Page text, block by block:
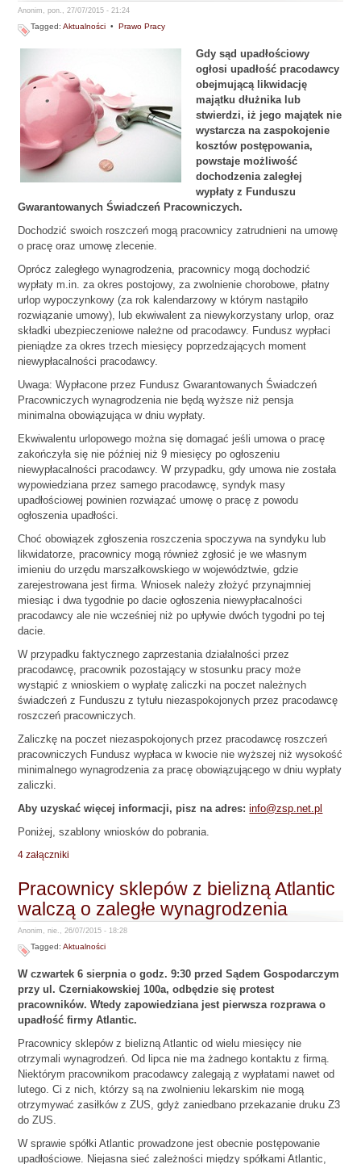
Anonim, pon., 27/07/2015 - 21:24
Tagged:Aktualności •Prawo Pracy
Gdy sąd upadłościowy
ogłosi upadłość pracodawcy
obejmującą likwidację
majątku dłużnika lub
stwierdzi, iż jego majątek nie
wystarcza na zaspokojenie
kosztów postępowania,
powstaje możliwość
dochodzenia zaległej
wypłaty z Funduszu
Gwarantowanych Świadczeń Pracowniczych.
Dochodzić swoich roszczeń mogą pracownicy zatrudnieni na umowę
o pracę oraz umowę zlecenie.
Oprócz zaległego wynagrodzenia, pracownicy mogą dochodzić
wypłaty m.in. za okres postojowy, za zwolnienie chorobowe, płatny
urlop wypoczynkowy (za rok kalendarzowy w którym nastąpiło
rozwiązanie umowy), lub ekwiwalent za niewykorzystany urlop, oraz
składki ubezpieczeniowe należne od pracodawcy. Fundusz wypłaci
pieniądze za okres trzech miesięcy poprzedzających moment
niewypłacalności pracodawcy.
Uwaga: Wypłacone przez Fundusz Gwarantowanych Świadczeń
Pracowniczych wynagrodzenia nie będą wyższe niż pensja
minimalna obowiązująca w dniu wypłaty.
Ekwiwalentu urlopowego można się domagać jeśli umowa o pracę
zakończyła się nie później niż 9 miesięcy po ogłoszeniu
niewypłacalności pracodawcy. W przypadku, gdy umowa nie została
wypowiedziana przez samego pracodawcę, syndyk masy
upadłościowej powinien rozwiązać umowę o pracę z powodu
ogłoszenia upadłości.
Choć obowiązek zgłoszenia roszczenia spoczywa na syndyku lub
likwidatorze, pracownicy mogą również zgłosić je we własnym
imieniu do urzędu marszałkowskiego w województwie, gdzie
zarejestrowana jest firma. Wniosek należy złożyć przynajmniej
miesiąc i dwa tygodnie po dacie ogłoszenia niewypłacalności
pracodawcy ale nie wcześniej niż po upływie dwóch tygodni po tej
dacie.
W przypadku faktycznego zaprzestania działalności przez
pracodawcę, pracownik pozostający w stosunku pracy może
wystąpić z wnioskiem o wypłatę zaliczki na poczet należnych
świadczeń z Funduszu z tytułu niezaspokojonych przez pracodawcę
roszczeń pracowniczych.
Zaliczkę na poczet niezaspokojonych przez pracodawcę roszczeń
pracowniczych Fundusz wypłaca w kwocie nie wyższej niż wysokość
minimalnego wynagrodzenia za pracę obowiązującego w dniu wypłaty
zaliczki.
Aby uzyskać więcej informacji, pisz na adres: info@zsp.net.pl
Poniżej, szablony wniosków do pobrania.
4 załączniki
Pracownicy sklepów z bielizną Atlantic
walczą o zaległe wynagrodzenia
Anonim, nie., 26/07/2015 - 18:28
Tagged:Aktualności
W czwartek 6 sierpnia o godz. 9:30 przed Sądem Gospodarczym
przy ul. Czerniakowskiej 100a, odbędzie się protest
pracowników. Wtedy zapowiedziana jest pierwsza rozprawa o
upadłość firmy Atlantic.
Pracownicy sklepów z bielizną Atlantic od wielu miesięcy nie
otrzymali wynagrodzeń. Od lipca nie ma żadnego kontaktu z firmą.
Niektórym pracownikom pracodawcy zalegają z wypłatami nawet od
lutego. Ci z nich, którzy są na zwolnieniu lekarskim nie mogą
otrzymywać zasiłków z ZUS, gdyż zaniedbano przekazanie druku Z3
do ZUS.
W sprawie spółki Atlantic prowadzone jest obecnie postępowanie
upadłościowe. Niejasna sieć zależności między spółkami Atlantic,